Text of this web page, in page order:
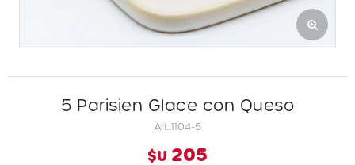
5 Parisien Glace con Queso
1104-5
$U 205